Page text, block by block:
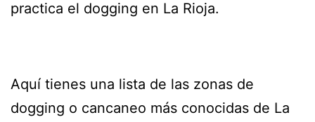
practica el dogging en La Rioja.
Aquí tienes una lista de las zonas de
dogging o cancaneo más conocidas de La